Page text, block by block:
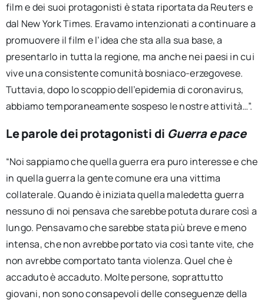
film e dei suoi protagonisti è stata riportata da Reuters e
dal New York Times. Eravamo intenzionati a continuare a
promuovere il film e l’idea che sta alla sua base, a
presentarlo in tutta la regione, ma anche nei paesi in cui
vive una consistente comunità bosniaco-erzegovese.
Tuttavia, dopo lo scoppio dell’epidemia di coronavirus,
abbiamo temporaneamente sospeso le nostre attività…”.
Le parole dei protagonisti di Guerra e pace
“Noi sappiamo che quella guerra era puro interesse e che
in quella guerra la gente comune era una vittima
collaterale. Quando è iniziata quella maledetta guerra
nessuno di noi pensava che sarebbe potuta durare così a
lungo. Pensavamo che sarebbe stata più breve e meno
intensa, che non avrebbe portato via così tante vite, che
non avrebbe comportato tanta violenza. Quel che è
accaduto è accaduto. Molte persone, soprattutto
giovani, non sono consapevoli delle conseguenze della